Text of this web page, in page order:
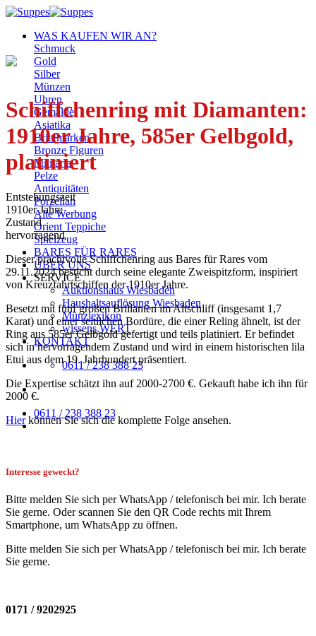
Zum
springenWAS KAUFEN WIR AN?
Schmuck
Gold
Silber
Münzen
Uhren
Gemälde
Asiatika
Briefmarken
Bronze Figuren
Militaria
Pelze
Antiquitäten
Porzellan
Alte Werbung
Orient Teppiche
Spielzeug
BARES FÜR RARES
ÜBER UNS
SERVICE
Auktionshaus Wiesbaden
Haushaltsauflösung Wiesbaden
Münzlexikon
wissens.WERT
KONTAKT
0611 / 238 388 23
0611 / 238 388 23
Schiffchenring mit Diamanten:
1910er Jahre, 585er Gelbgold,
platiniert
Entstehungszeit
1910er Jahre
Zustand
hervorragend
Dieser prachtvolle Schiffchenring aus Bares für Rares vom
29.11.2024 besticht durch seine elegante Zweispitzform, inspiriert
von Kreuzfahrtschiffen der 1910er Jahre.
Besetzt mit fünf großen Brillanten im Altschliff (insgesamt 1,7
Karat) und einer seitlichen Bordüre, die einer Reling ähnelt, ist der
Ring aus 585er Gelbgold gefertigt und teils platiniert. Er befindet
sich in hervorragendem Zustand und wird in einem historischen lila
Etui aus dem 19. Jahrhundert präsentiert.
Die Expertise schätzt ihn auf 2000-2700 €. Gekauft habe ich ihn für
2000 €.
Hierkönnen Sie sich die komplette Folge ansehen.
Interesse geweckt?
Bitte melden Sie sich per WhatsApp / telefonisch bei mir. Ich berate
Sie gerne. Oder scannen Sie den QR Code rechts mit Ihrem
Smartphone, um WhatsApp zu öffnen.
Bitte melden Sie sich per WhatsApp / telefonisch bei mir. Ich berate
Sie gerne.
0171 / 9202925